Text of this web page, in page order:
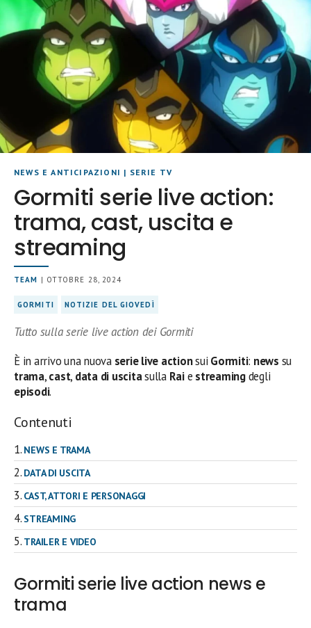
NEWS E ANTICIPAZIONI | SERIE TV
Gormiti serie live action:
trama, cast, uscita e
streaming
TEAM | OTTOBRE 28, 2024
GORMITI NOTIZIE DEL GIOVEDÌ
Tutto sulla serie live action dei Gormiti
È in arrivo una nuova serie live actionsui Gormiti: news su
trama,cast, data di uscitasulla Raie streamingdegli
episodi.
Contenuti
NEWS E TRAMA
DATA DI USCITA
CAST, ATTORI E PERSONAGGI
STREAMING
TRAILER E VIDEO
Gormiti serie live action news e
trama